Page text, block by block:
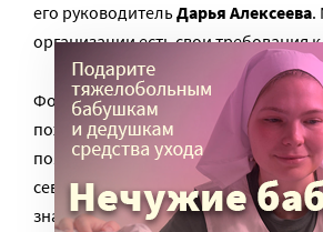
его руководительДарья Алексеева.
организации есть свои
Фонд намерен ежегодно стирать в
пожертвованной одежды для
пояснила руководитель НКО. Его
севере столицы, и размещение
значительном расстоянии от него